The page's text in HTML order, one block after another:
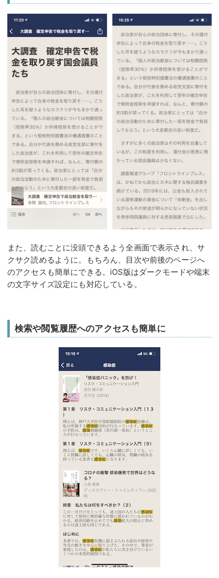
また、読むことに没頭できるよう全画面で表示され、サ
クサク読めるように。もちろん、目次や前後のページへ
のアクセスも簡単にできる。iOS版はダークモードや端末
の文字サイズ設定にも対応している。
検索や閲覧履歴へのアクセスも簡単に